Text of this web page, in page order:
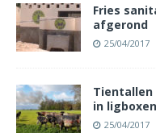
Fries
afgerond
25/04/2017
Tientallen
in
25/04/2017